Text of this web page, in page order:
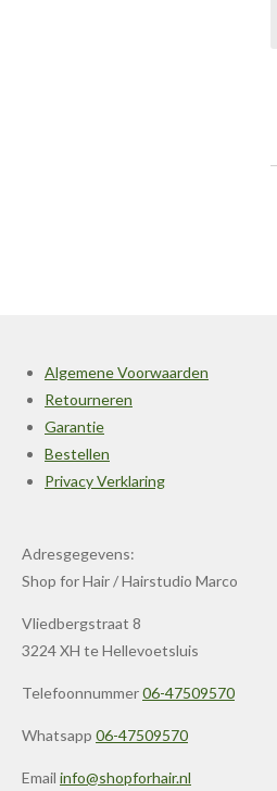
Algemene Voorwaarden
Retourneren
Garantie
Bestellen
Privacy Verklaring
Adresgegevens:
Shop for Hair / Hairstudio Marco
Vliedbergstraat 8
3224 XH te Hellevoetsluis
Telefoonnummer06-47509570
Whatsapp 06-47509570
Email info@shopforhair.nl